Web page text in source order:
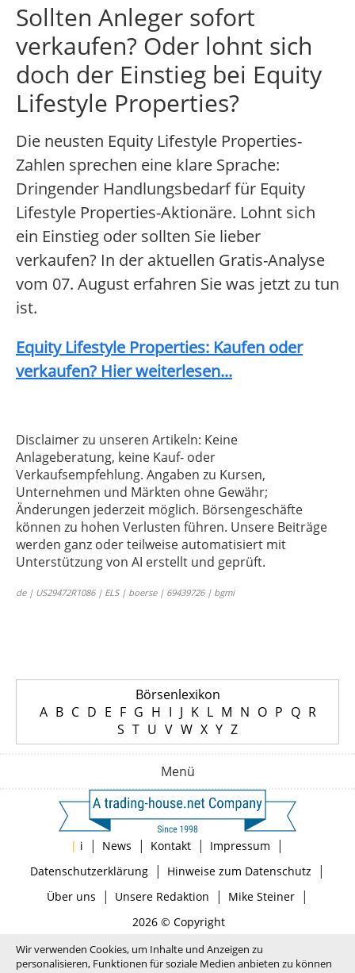
Sollten Anleger sofort
verkaufen? Oder lohnt sich
doch der Einstieg bei Equity
Lifestyle Properties?
Die neusten Equity Lifestyle Properties-
Zahlen sprechen eine klare Sprache:
Dringender Handlungsbedarf für Equity
Lifestyle Properties-Aktionäre. Lohnt sich
ein Einstieg oder sollten Sie lieber
verkaufen? In der aktuellen Gratis-Analyse
vom 07. August erfahren Sie was jetzt zu tun
ist.
Equity Lifestyle Properties: Kaufen oder
verkaufen? Hier weiterlesen...
Disclaimer zu unseren Artikeln: Keine
Anlageberatung, keine Kauf- oder
Verkaufsempfehlung. Angaben zu Kursen,
Unternehmen und Märkten ohne Gewähr;
Änderungen jederzeit möglich. Börsengeschäfte
können zu hohen Verlusten führen. Unsere Beiträge
werden ganz oder teilweise automatisiert mit
Unterstützung von AI erstellt und geprüft.
de | US29472R1086 | ELS | boerse | 69439726 | bgmi
Börsenlexikon
A B C D E F G H I J K L M N O P Q R
S T U V W X Y Z
Menü
| i | News | Kontakt | Impressum |
Datenschutzerklärung| Hinweise zum Datenschutz |
Über uns | Unsere Redaktion | Mike Steiner|
2026 © Copyright
Wir verwenden Cookies, um Inhalte und Anzeigen zu
personalisieren, Funktionen für soziale Medien anbieten zu können